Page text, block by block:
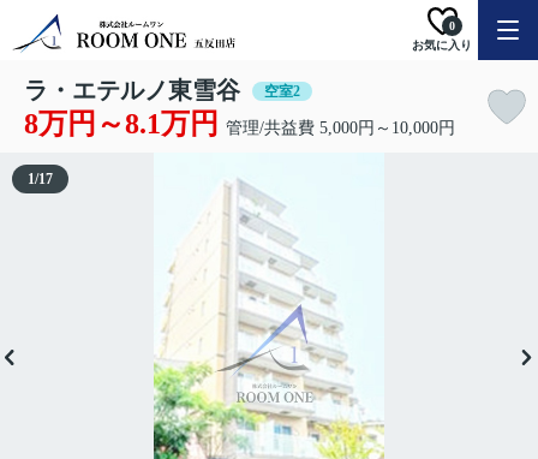
お気に入り
0
ラ・エテルノ東雪谷 空室2
8万円～8.1万円 管理/共益費 5,000円～10,000円
1/17